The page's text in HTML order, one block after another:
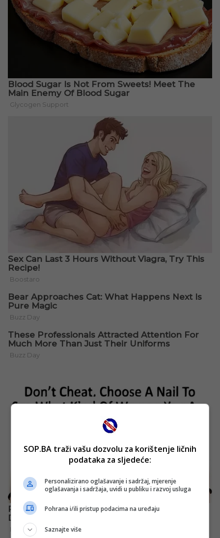
SOP.BA traži vašu dozvolu za korištenje ličnih
podataka za sljedeće:
Personalizirano oglašavanje i sadržaj, mjerenje
oglašavanja i sadržaja, uvidi u publiku i razvoj usluga
Pohrana i/ili pristup podacima na uređaju
Saznajte više